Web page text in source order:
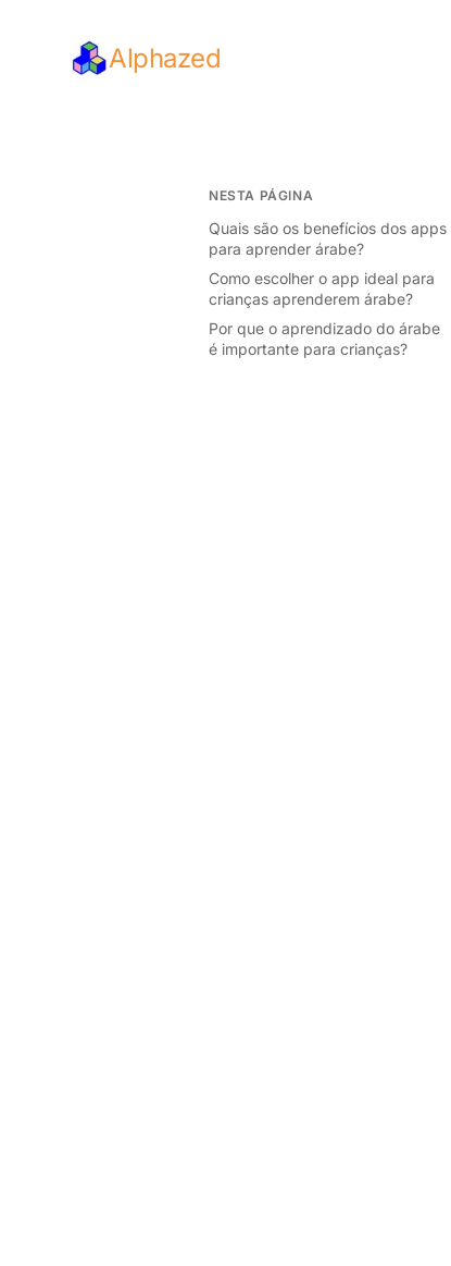
Alphazed
NESTA PÁGINA
Quais são os benefícios dos apps
para aprender árabe?
Como escolher o app ideal para
crianças aprenderem árabe?
Por que o aprendizado do árabe
é importante para crianças?